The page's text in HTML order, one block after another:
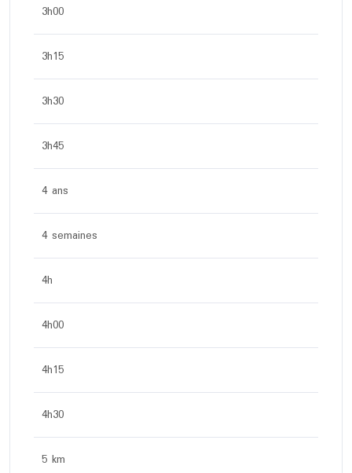
3h00
3h15
3h30
3h45
4 ans
4 semaines
4h
4h00
4h15
4h30
5 km